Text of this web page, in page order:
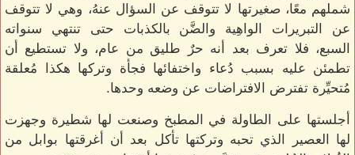
شملهم معًا، صغيرتها لا تتوقف عن السؤال عنهُ، وهي لا تتوقف
عن التبريرات الواهِية والضَّن بالكذبات حتى تنتهي سنواته
السبع، فلا تعرف بعد أنه حرٌ طليق من عام، ولا تستطيع أن
تطمئن عليه بسبب دُعاء واختفائها فجأة وتركها هكذا مُعلقة
مُتحيِّرة تفترض الافتراضات عن وضعه وحدها.
أجلستها على الطاولة في المطبخ وصنعت لها شطيرة وجهزت
لها العصير الذي تحبه وتركتها تأكل بعد أن أغرقتها بوابل من